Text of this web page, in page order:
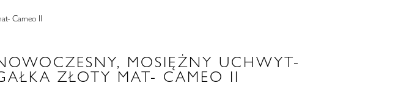
Cameo II
MOSIĘŻNY UCHWYT-
ZŁOTY MAT- CAMEO II